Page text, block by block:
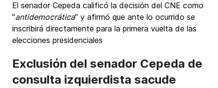
El senador Cepeda calificó la decisión del CNE como
"antidemocrática" y afirmó que ante lo ocurrido se
inscribirá directamente para la primera vuelta de las
elecciones presidenciales
Exclusión del senador Cepeda de
consulta izquierdista sacude